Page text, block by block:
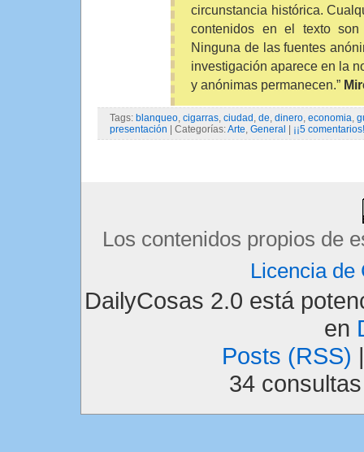
circunstancia histórica.
contenidos en el texto son
Ninguna de las fuentes
investigación aparece en la
y anónimas permanecen.”
Tags: blanqueo cigarras ciudad de dinero economia
presentación | Categorías:Arte General | ¡¡5
Los contenidos propios de
Licencia de
DailyCosas 2.0 está
en
Posts (RSS)
34